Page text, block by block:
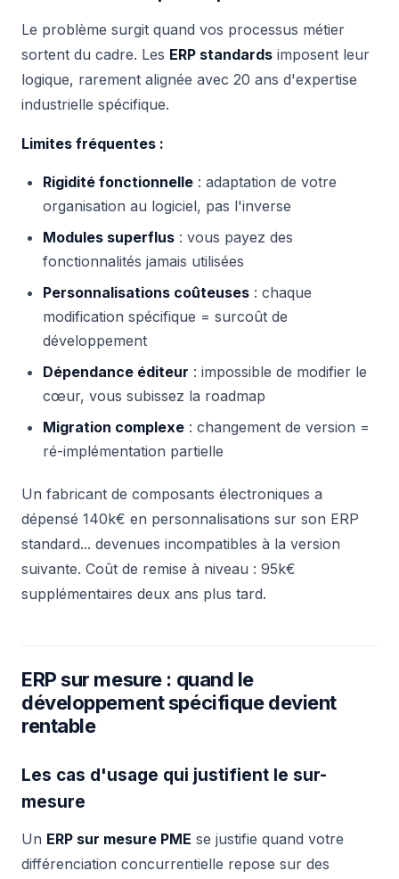
Le problème surgit quand vos processus métier
sortent du cadre. Les ERP standards imposent leur
logique, rarement alignée avec 20 ans d'expertise
industrielle spécifique.
Limites fréquentes :
Rigidité fonctionnelle : adaptation de votre
organisation au logiciel, pas l'inverse
Modules superflus : vous payez des
fonctionnalités jamais utilisées
Personnalisations coûteuses : chaque
modification spécifique = surcoût de
développement
Dépendance éditeur : impossible de modifier le
cœur, vous subissez la roadmap
Migration complexe : changement de version =
ré-implémentation partielle
Un fabricant de composants électroniques a
dépensé 140k€ en personnalisations sur son ERP
standard... devenues incompatibles à la version
suivante. Coût de remise à niveau : 95k€
supplémentaires deux ans plus tard.
ERP sur mesure : quand le
développement spécifique devient
rentable
Les cas d'usage qui justifient le sur-
mesure
Un ERP sur mesure PME se justifie quand votre
différenciation concurrentielle repose sur des